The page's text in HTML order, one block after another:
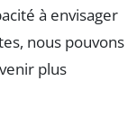
à envisager
nous pouvons
plus